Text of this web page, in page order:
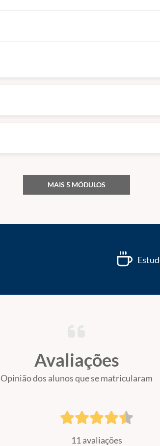
MAIS 5 MÓDULOS
Avaliações
Opinião dos alunos que se matricularam
11 avaliações